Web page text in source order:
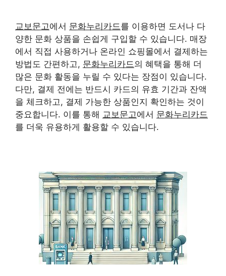
교보문고에서 문화누리카드를 이용하면 도서나 다
양한 문화 상품을 손쉽게 구입할 수 있습니다. 매장
에서 직접 사용하거나 온라인 쇼핑몰에서 결제하는
방법도 간편하고, 문화누리카드의 혜택을 통해 더
많은 문화 활동을 누릴 수 있다는 장점이 있습니다.
다만, 결제 전에는 반드시 카드의 유효 기간과 잔액
을 체크하고, 결제 가능한 상품인지 확인하는 것이
중요합니다. 이를 통해 교보문고에서 문화누리카드
를 더욱 유용하게 활용할 수 있습니다.